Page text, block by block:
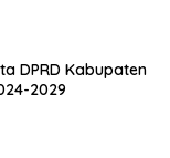
DPRD Kabupaten
2029